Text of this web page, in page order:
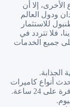
إلا أن
ودول العالم
للاستثمار
فلا تتردد في
جميع الخدمات
الجذابة.
أنواع كاميرات
24 ساعة.